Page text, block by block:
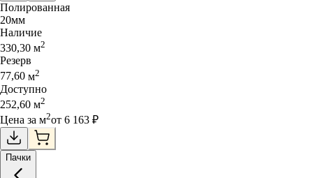
Полированная
20мм
Наличие
330,30 м2
Резерв
77,60 м2
Доступно
252,60 м2
Цена за м2от 6 163 ₽
Пачки